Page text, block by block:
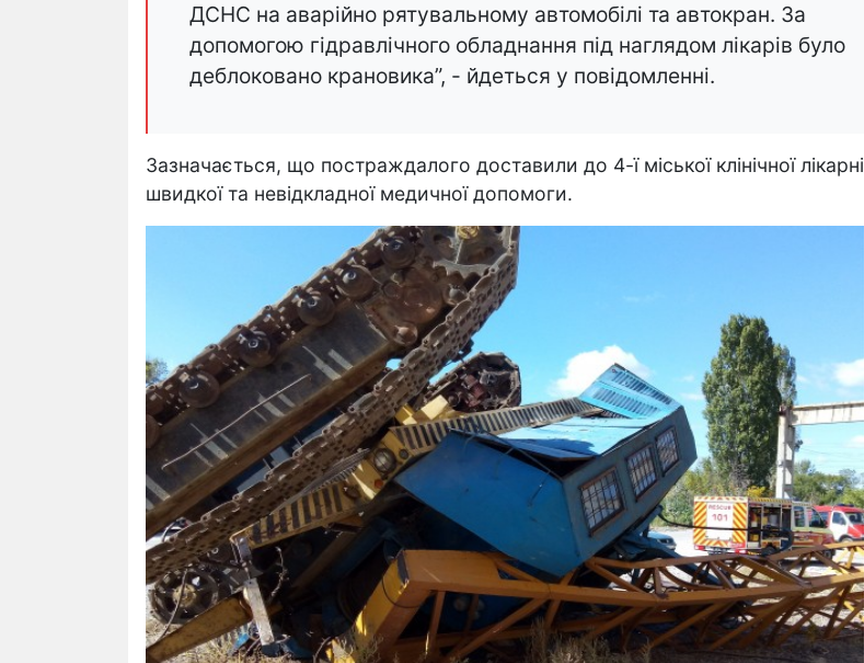
ДСНС на аварійно рятувальному автомобілі та автокран. За
допомогою гідравлічного обладнання під наглядом лікарів було
деблоковано крановика”, - йдеться у повідомленні.
Зазначається, що постраждалого доставили до 4-ї міської клінічної лікарні
швидкої та невідкладної медичної допомоги.